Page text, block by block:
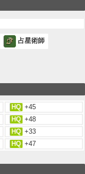
占星術師
HQ +45
HQ +48
HQ +33
HQ +47